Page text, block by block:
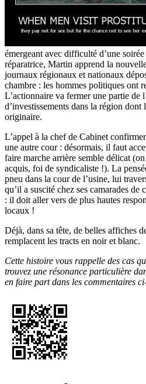
émergeant avec difficulté d’une
réparatrice, Martin apprend la
journaux régionaux et nationaux
chambre : les hommes politiques ont
L’actionnaire va fermer une partie de
d’investissements dans la région dont
originaire.
L’appel à la chef de Cabinet
une autre cour : désormais, il faut
faire marche arrière semble délicat
acquis, foi de syndicaliste !). La
pneu dans la cour de l’usine, lui
qu’il a suscité chez ses camarades de
: il doit aller vers de plus hautes
locaux !
Déjà, dans sa tête, de belles affiches
remplacent les tracts en noir et blanc.
Cette histoire vous rappelle des cas
trouvez une résonance particulière
en faire part dans les commentaires